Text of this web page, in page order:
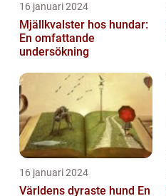
16 januari 2024
Mjällkvalster hos hundar:
En omfattande
undersökning
16 januari 2024
Världens dyraste hund En